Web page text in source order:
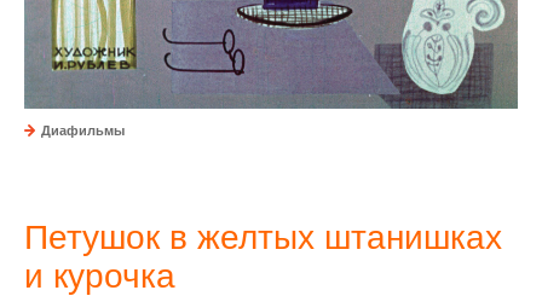
Диафильмы
Петушок в желтых штанишках
и курочка